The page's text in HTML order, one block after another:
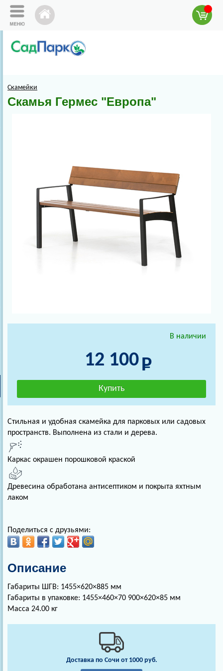
Скамейки
Скамья Гермес "Европа"
В наличии
12 100
Стильная и удобная скамейка для парковых или садовых
пространств. Выполнена из стали и дерева.
Каркас окрашен порошковой краской
Древесина обработана антисептиком и покрыта яхтным
лаком
Поделиться с друзьями:
Описание
Габариты ШГВ: 1455×620×885 мм
Габариты в упаковке: 1455×460×70 900×620×85 мм
Масса 24.00 кг
Доставка по Сочи от 1000 руб.